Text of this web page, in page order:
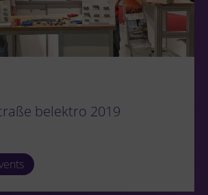
belektro 2019